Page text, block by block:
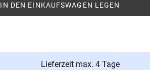
IN DEN EINKAUFSWAGEN LEGEN
Lieferzeit max. 4 Tage